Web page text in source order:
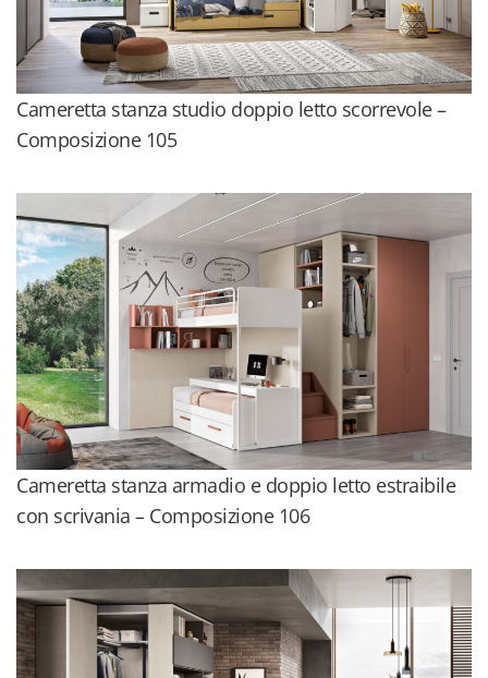
Cameretta stanza studio doppio letto scorrevole –
Composizione 105
Cameretta stanza armadio e doppio letto estraibile
con scrivania – Composizione 106